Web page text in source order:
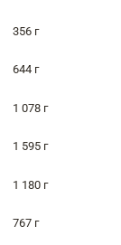
356 г
644 г
1 078 г
1 595 г
1 180 г
767 г